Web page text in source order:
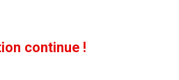
continue !